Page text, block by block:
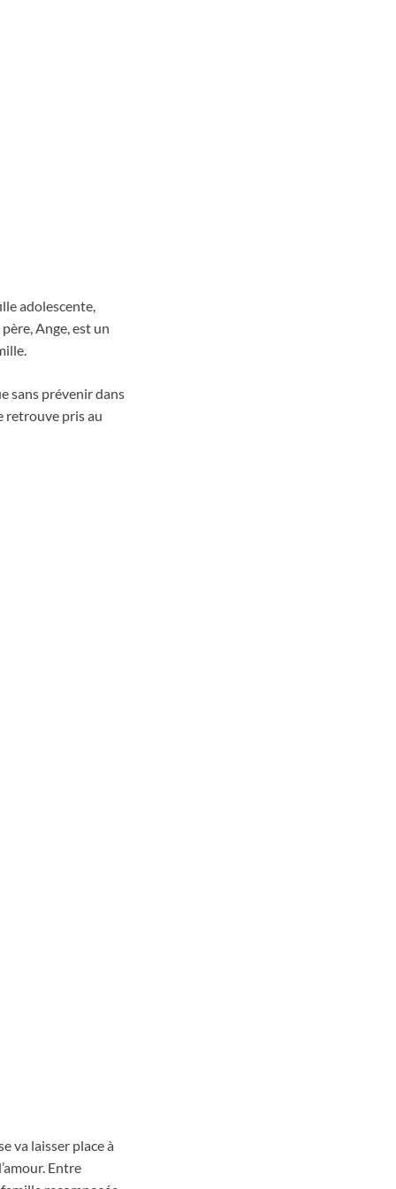
adolescente,
Ange, est un
sans prévenir dans
retrouve pris au
va laisser place à
Entre